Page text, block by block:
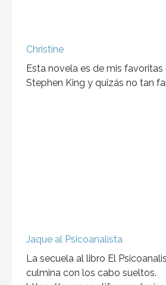
Christine
Esta novela es de mis
Stephen King y quizás no tan
Jaque al Psicoanalista
La secuela al libro El
culmina con los cabo sueltos.